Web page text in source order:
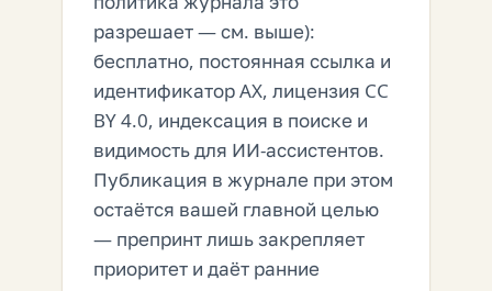
разрешает — см. выше):
бесплатно, постоянная ссылка и
идентификатор AX, лицензия CC
BY 4.0, индексация в поиске и
видимость для ИИ-ассистентов.
Публикация в журнале при этом
остаётся вашей главной целью
— препринт лишь закрепляет
приоритет и даёт ранние